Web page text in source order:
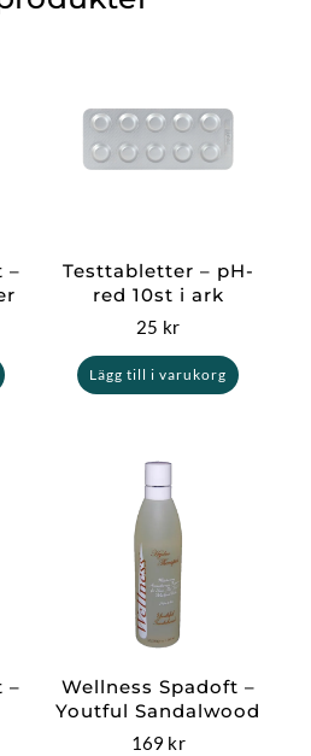
–
Testtabletter – pH-
red 10st i ark
25 kr
Lägg till i varukorg
–
Wellness Spadoft –
Youtful Sandalwood
169 kr